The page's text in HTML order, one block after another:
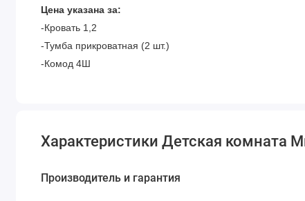
Цена указана за:
-Кровать 1,2
-Тумба прикроватная (2 шт.)
-Комод 4Ш
Характеристики Детская комната
Производитель и гарантия